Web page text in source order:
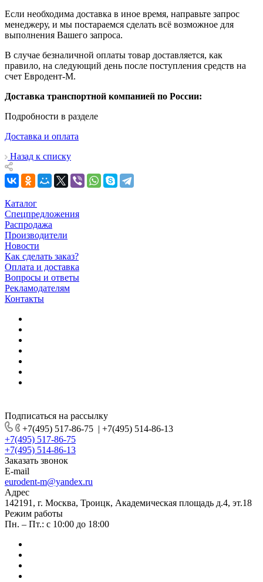
Если необходима доставка в иное время, направьте запрос
менеджеру, и мы постараемся сделать всё возможное для
выполнения Вашего запроса.
В случае безналичной оплаты товар доставляется, как
правило, на следующий день после поступления средств на
счет Евродент-М.
Доставка транспортной компанией по России:
Подробности в разделе
Доставка и оплата
Назад к списку
Каталог
Спецпредложения
Распродажа
Производители
Новости
Как сделать заказ?
Оплата и доставка
Вопросы и ответы
Рекламодателям
Контакты
Подписаться на рассылку
+7(495) 517-86-75 | +7(495) 514-86-13
+7(495) 517-86-75
+7(495) 514-86-13
Заказать звонок
E-mail
eurodent-m@yandex.ru
Адрес
142191, г. Москва, Троицк, Академическая площадь д.4, эт.18
Режим работы
Пн. – Пт.: с 10:00 до 18:00